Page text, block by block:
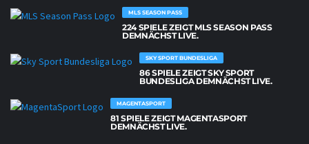
MLS SEASON PASS
224 SPIELE ZEIGT MLS SEASON PASS
DEMNÄCHST LIVE.
SKY SPORT BUNDESLIGA
86 SPIELE ZEIGT SKY SPORT
BUNDESLIGA DEMNÄCHST LIVE.
MAGENTASPORT
81 SPIELE ZEIGT MAGENTASPORT
DEMNÄCHST LIVE.